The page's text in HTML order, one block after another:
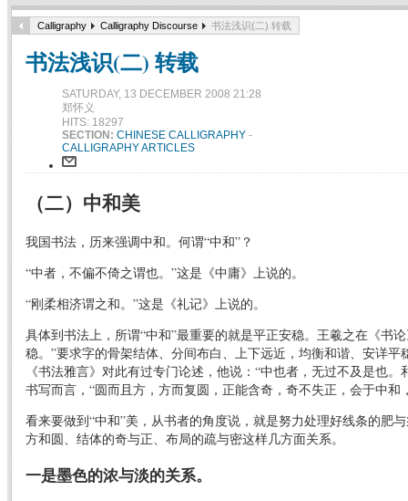
Calligraphy Calligraphy Discourse 书法浅识(二) 转载
书法浅识(二) 转载
SATURDAY, 13 DECEMBER 2008 21:28
郑怀义
HITS: 18297
SECTION: CHINESE CALLIGRAPHY -
CALLIGRAPHY ARTICLES
（二）中和美
我国书法，历来强调中和。何谓“中和”？
“中者，不偏不倚之谓也。”这是《中庸》上说的。
“刚柔相济谓之和。”这是《礼记》上说的。
具体到书法上，所谓“中和”最重要的就是平正安稳。王羲之在《书
稳。”要求字的骨架结体、分间布白、上下远近，均衡和谐、安详平
《书法雅言》对此有过专门论述，他说：“中也者，无过不及是也
书写而言，“圆而且方，方而复圆，正能含奇，奇不失正，会于中和
看来要做到“中和”美，从书者的角度说，就是努力处理好线条的肥
方和圆、结体的奇与正、布局的疏与密这样几方面关系。
一是墨色的浓与淡的关系。